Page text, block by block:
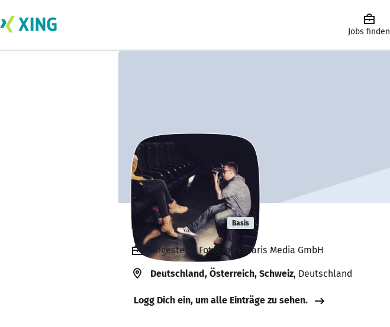
Jobs finden
Markus Bohl Basis
Angestellt, Fotograf, Polaris Media GmbH
Deutschland, Österreich, Schweiz, Deutschland
Logg Dich ein, um alle Einträge zu sehen.